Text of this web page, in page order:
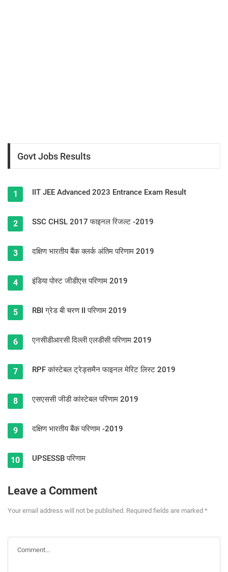
Govt Jobs Results
1 IIT JEE Advanced 2023 Entrance Exam Result
2 SSC CHSL 2017 फाइनल रिजल्ट -2019
3 दक्षिण भारतीय बैंक क्लर्क अंतिम परिणाम 2019
4 इंडिया पोस्ट जीडीएस परिणाम 2019
5 RBI ग्रेड बी चरण II परिणाम 2019
6 एनसीडीआरसी दिल्ली एलडीसी परिणाम 2019
7 RPF कांस्टेबल ट्रेड्समैन फाइनल मेरिट लिस्ट 2019
8 एसएससी जीडी कांस्टेबल परिणाम 2019
9 दक्षिण भारतीय बैंक परिणाम -2019
10 UPSESSB परिणाम
Leave a Comment
Your email address will not be published. Required fields are marked *